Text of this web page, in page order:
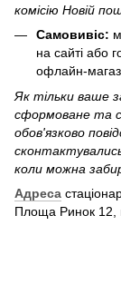
комісію Новій
Самовивіс:
на сайті або
офлайн-
Як тільки ваше
сформоване та
обов'язково
коли можна
Адреса
Площа Ринок 12,